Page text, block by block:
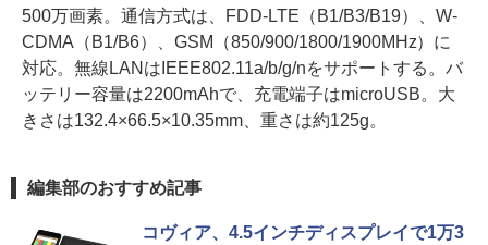
500万画素。通信方式は、FDD-LTE（B1/B3/B19）、W-
CDMA（B1/B6）、GSM（850/900/1800/1900MHz）に
対応。無線LANはIEEE802.11a/b/g/nをサポートする。バ
ッテリー容量は2200mAhで、充電端子はmicroUSB。大
きさは132.4×66.5×10.35mm、重さは約125g。
編集部のおすすめ記事
コヴィア、4.5インチディスプレイで1万3